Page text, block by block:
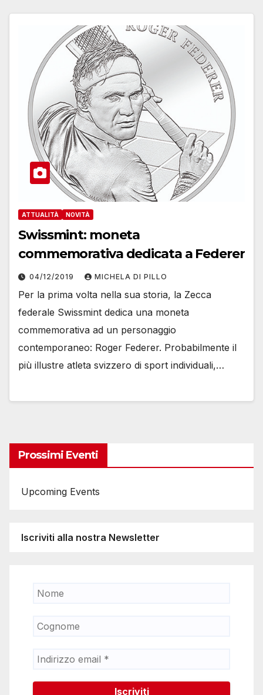
ATTUALITÀ NOVITÀ
Swissmint: moneta
commemorativa dedicata a Federer
04/12/2019 MICHELA DI PILLO
Per la prima volta nella sua storia, la Zecca
federale Swissmint dedica una moneta
commemorativa ad un personaggio
contemporaneo: Roger Federer. Probabilmente il
più illustre atleta svizzero di sport individuali,…
Prossimi Eventi
Upcoming Events
Iscriviti alla nostra Newsletter